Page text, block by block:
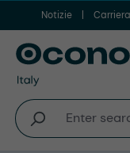
Vai al contenuto
Notizie Carriera